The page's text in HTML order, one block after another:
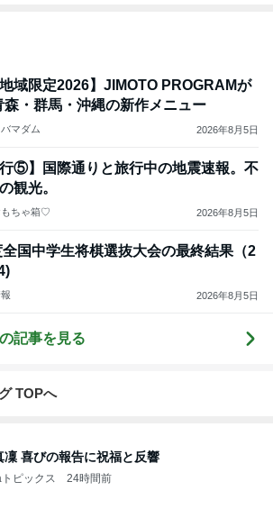
地域限定2026】JIMOTO PROGRAMが
森・群馬・沖縄の新作メニュー
マダム 2026年8月5日
行⑤】国際通りと旅行中の地震速報。不
観光。
ちゃ箱♡ 2026年8月5日
国中学生将棋選抜大会の最終結果（2
2026年8月5日
記事を見る
TOPへ
凜 喜びの報告に祝福と反響
ピックス 24時間前